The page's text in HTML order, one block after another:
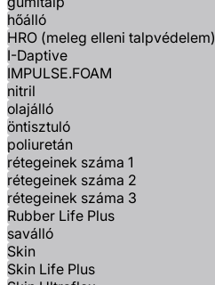
hőálló
HRO (meleg elleni talpvédelem)
I-Daptive
IMPULSE.FOAM
nitril
olajálló
öntisztuló
poliuretán
rétegeinek száma 1
rétegeinek száma 2
rétegeinek száma 3
Rubber Life Plus
saválló
Skin
Skin Life Plus